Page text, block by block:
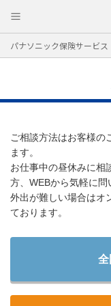
パナソニック保険サービス
ご相談方法はお客様の
ます。
お仕事中の昼休みに相
方、WEBから気軽に問
外出が難しい場合はオ
ております。
全